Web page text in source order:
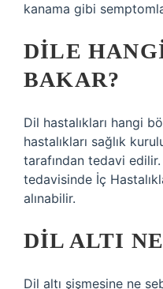
kanama gibi
DILE
BAKAR?
Dil hastalıkları hangi
hastalıkları sağlık
tarafından tedavi edilir.
tedavisinde İç
alınabilir.
DIL ALTI
Dil altı şişmesine ne